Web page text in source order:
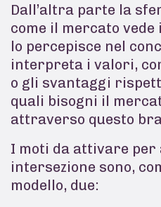
Dall’altra parte la
come il mercato
lo percepisce nel
interpreta i valori,
o gli svantaggi
quali bisogni il
attraverso questo
I moti da attivare per
intersezione sono,
modello, due: